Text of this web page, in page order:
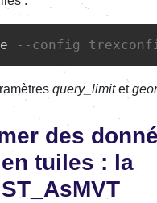
--config
query_limitet
des
tuiles : la